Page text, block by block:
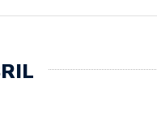
l’habitatge? Això no és pas